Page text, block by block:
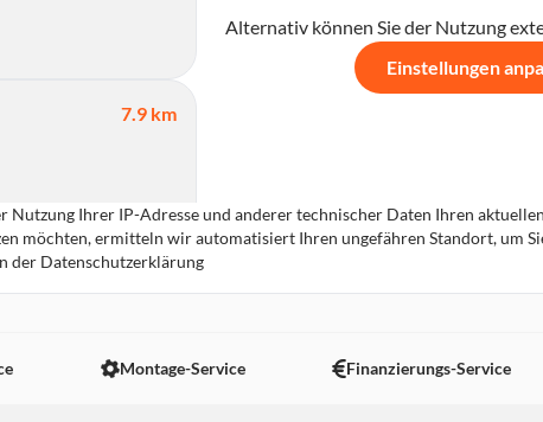
7.9 km
16.7 km
Alternativ können Sie der Nutzung
Einstellungen
Nutzung Ihrer IP-Adresse und anderer technischer Daten Ihren
möchten, ermitteln wir automatisiert Ihren ungefähren Standort, um
der Datenschutzerklärung
Montage-Service Finanzierungs-Service